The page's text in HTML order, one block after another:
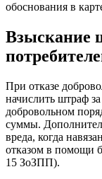
обоснования в
Взыскание
При отказе
начислить штраф
добровольном
суммы.
вреда, когда
отказом в помощи
15 ЗоЗПП).